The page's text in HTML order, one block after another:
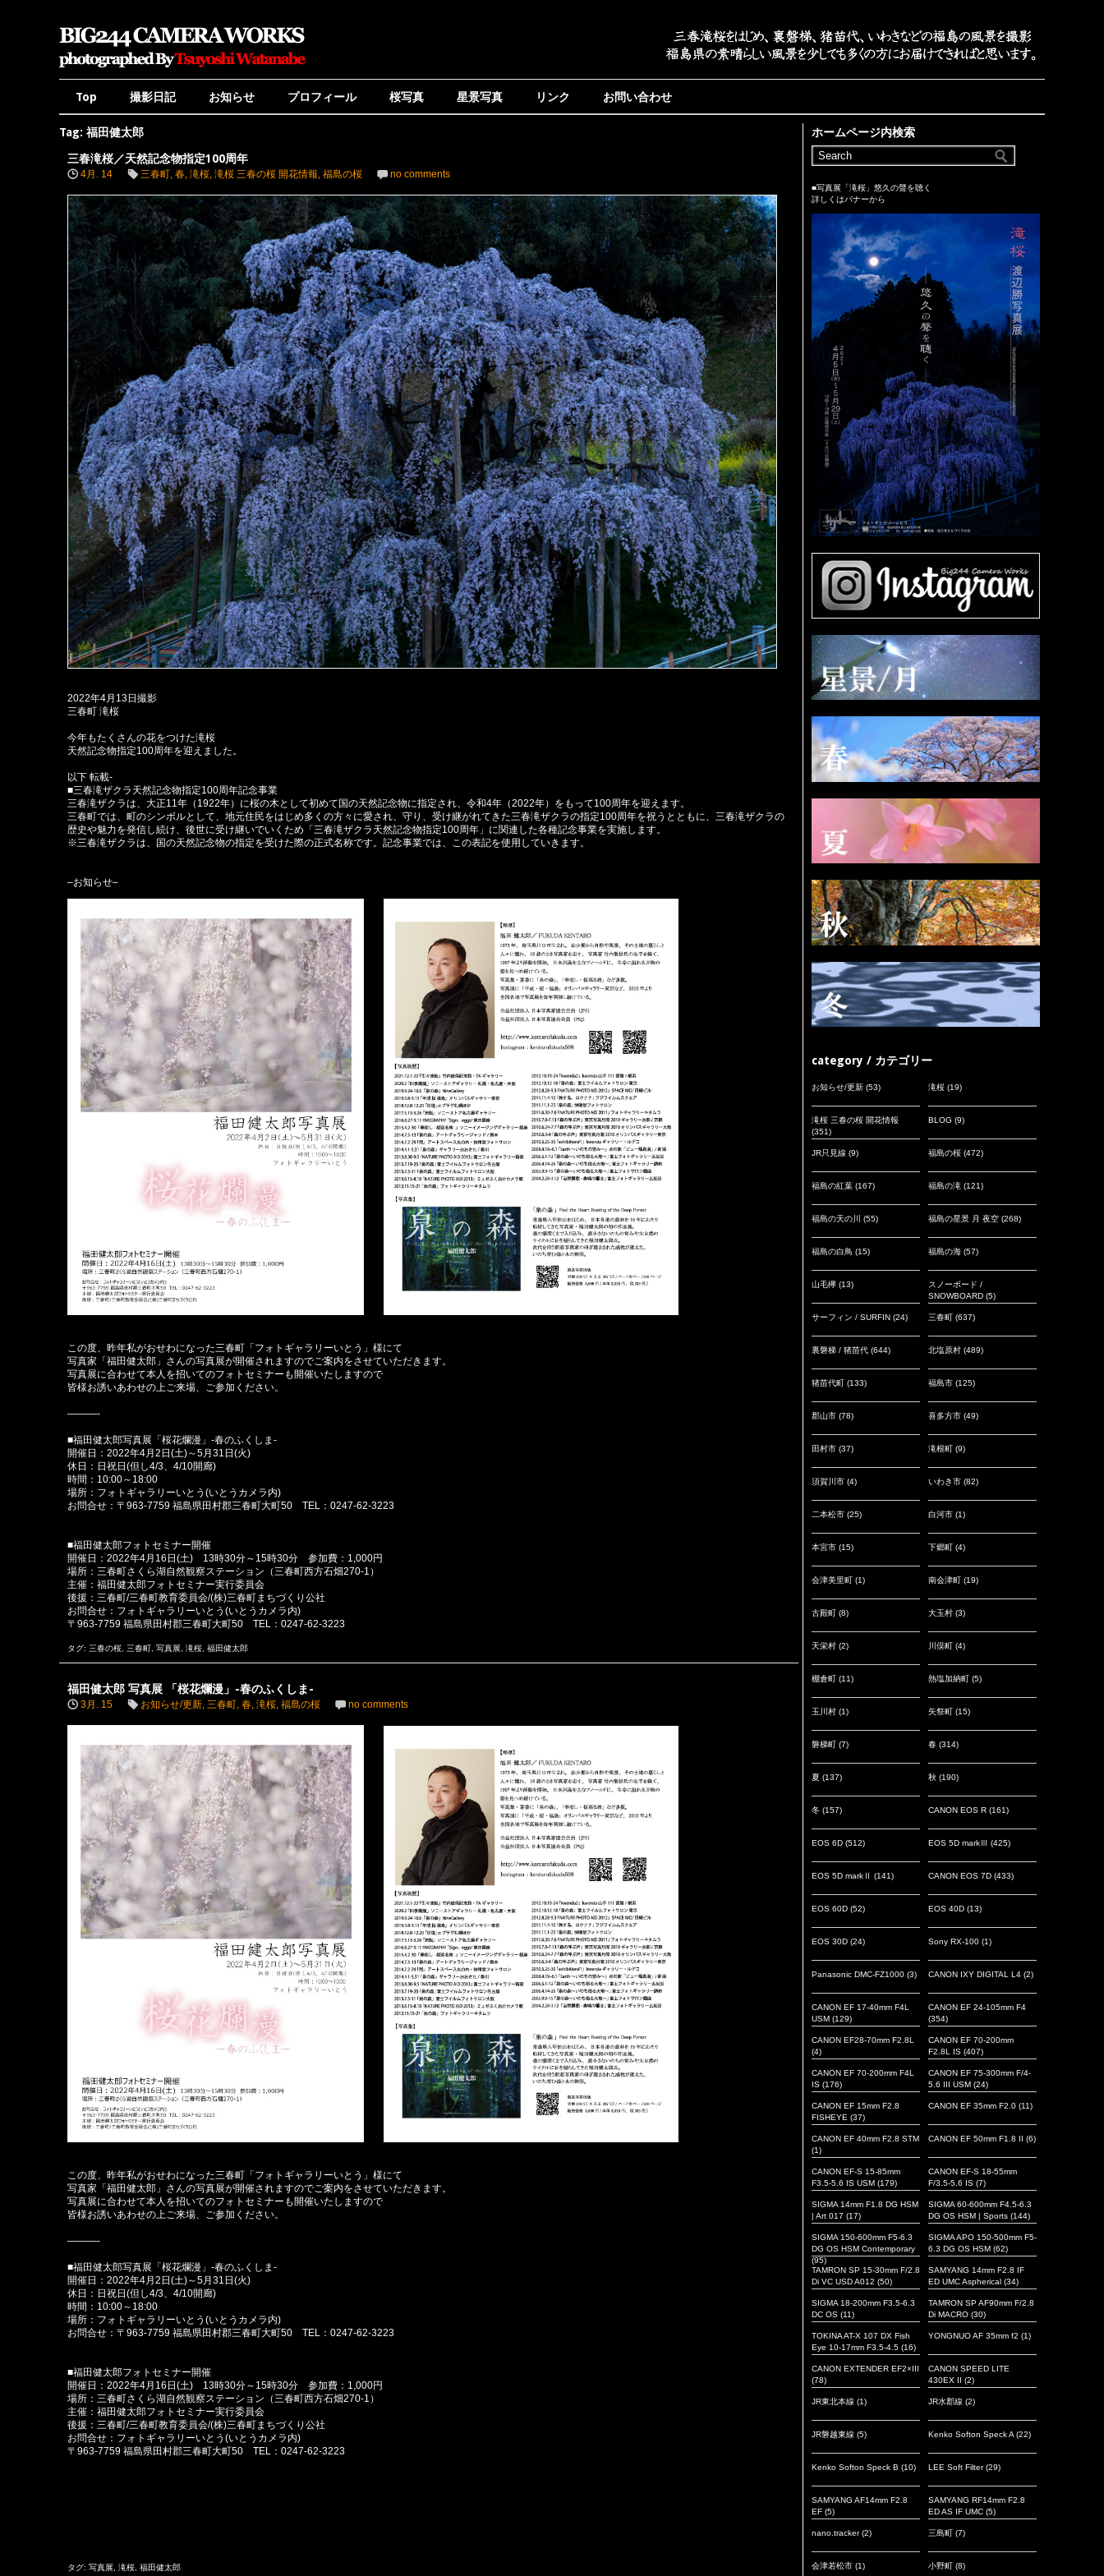
Top 撮影日記 お知らせ プロフィール 桜写真 星景写真 リンク お問い合わせ
Tag: 福田健太郎
三春滝桜／天然記念物指定100周年
4月. 14 三春町, 春, 滝桜, 滝桜 三春の桜 開花情報, 福島の桜 no comments
2022年4月13日撮影
三春町 滝桜
今年もたくさんの花をつけた滝桜
天然記念物指定100周年を迎えました。
以下 転載-
■三春滝ザクラ天然記念物指定100周年記念事業
三春滝ザクラは、大正11年（1922年）に桜の木として初めて国の天然記念物に指定され、令和4年（2022年）をもって100周年を迎えます。
三春町では、町のシンボルとして、地元住民をはじめ多くの方々に愛され、守り、受け継がれてきた三春滝ザクラの指定100周年を祝うとともに、三春滝ザクラの
歴史や魅力を発信し続け、後世に受け継いでいくため「三春滝ザクラ天然記念物指定100周年」に関連した各種記念事業を実施します。
※三春滝ザクラは、国の天然記念物の指定を受けた際の正式名称です。記念事業では、この表記を使用していきます。
–お知らせ–
この度、昨年私がおせわになった三春町「フォトギャラリーいとう」様にて
写真家「福田健太郎」さんの写真展が開催されますのでご案内をさせていただきます。
写真展に合わせて本人を招いてのフォトセミナーも開催いたしますので
皆様お誘いあわせの上ご来場、ご参加ください。
———-
■福田健太郎写真展「桜花爛漫」-春のふくしま-
開催日：2022年4月2日(土)～5月31日(火)
休日：日祝日(但し4/3、4/10開廊)
時間：10:00～18:00
場所：フォトギャラリーいとう(いとうカメラ内)
お問合せ：〒963-7759 福島県田村郡三春町大町50 TEL：0247-62-3223
■福田健太郎フォトセミナー開催
開催日：2022年4月16日(土) 13時30分～15時30分 参加費：1,000円
場所：三春町さくら湖自然観察ステーション（三春町西方石畑270-1）
主催：福田健太郎フォトセミナー実行委員会
後援：三春町/三春町教育委員会/(株)三春町まちづくり公社
お問合せ：フォトギャラリーいとう(いとうカメラ内)
〒963-7759 福島県田村郡三春町大町50 TEL：0247-62-3223
タグ: 三春の桜, 三春町 , 写真展, 滝桜, 福田健太郎
福田健太郎 写真展 「桜花爛漫」-春のふくしま-
3月. 15 お知らせ/更新, 三春町, 春, 滝桜, 福島の桜 no comments
この度、昨年私がおせわになった三春町「フォトギャラリーいとう」様にて
写真家「福田健太郎」さんの写真展が開催されますのでご案内をさせていただきます。
写真展に合わせて本人を招いてのフォトセミナーも開催いたしますので
皆様お誘いあわせの上ご来場、ご参加ください。
———-
■福田健太郎写真展「桜花爛漫」-春のふくしま-
開催日：2022年4月2日(土)～5月31日(火)
休日：日祝日(但し4/3、4/10開廊)
時間：10:00～18:00
場所：フォトギャラリーいとう(いとうカメラ内)
お問合せ：〒963-7759 福島県田村郡三春町大町50 TEL：0247-62-3223
■福田健太郎フォトセミナー開催
開催日：2022年4月16日(土) 13時30分～15時30分 参加費：1,000円
場所：三春町さくら湖自然観察ステーション（三春町西方石畑270-1）
主催：福田健太郎フォトセミナー実行委員会
後援：三春町/三春町教育委員会/(株)三春町まちづくり公社
お問合せ：フォトギャラリーいとう(いとうカメラ内)
〒963-7759 福島県田村郡三春町大町50 TEL：0247-62-3223
タグ: 写真展 滝桜 福田健太郎
ホームページ内検索
■写真展「滝桜」悠久の聲を聴く
詳しくはバナーから
category / カテゴリー
お知らせ/更新 (53) 滝桜 (19)
滝桜 三春の桜 開花情報
(351)
BLOG (9)
JR只見線 (9) 福島の桜 (472)
福島の紅葉 (167) 福島の滝 (121)
福島の天の川 (55) 福島の星景 月 夜空 (268)
福島の白鳥 (15) 福島の海 (57)
山毛欅 (13)
スノーボード /
SNOWBOARD (5)
サーフィン / SURFIN (24) 三春町 (637)
裏磐梯 / 猪苗代 (644) 北塩原村 (489)
猪苗代町 (133) 福島市 (125)
郡山市 (78) 喜多方市 (49)
田村市 (37) 滝根町 (9)
須賀川市 (4) いわき市 (82)
二本松市 (25) 白河市 (1)
本宮市 (15) 下郷町 (4)
会津美里町 (1) 南会津町 (19)
古殿町 (8) 大玉村 (3)
天栄村 (2) 川俣町 (4)
棚倉町 (11) 熱塩加納町 (5)
玉川村 (1) 矢祭町 (15)
磐梯町 (7) 春 (314)
夏 (137) 秋 (190)
冬 (157) CANON EOS R (161)
EOS 6D (512) EOS 5D markⅢ (425)
EOS 5D markⅡ (141) CANON EOS 7D (433)
EOS 60D (52) EOS 40D (13)
EOS 30D (24) Sony RX-100 (1)
Panasonic DMC-FZ1000 (3) CANON IXY DIGITAL L4 (2)
CANON EF 17-40mm F4L
USM (129)
CANON EF 24-105mm F4
(354)
CANON EF28-70mm F2.8L
(4)
CANON EF 70-200mm
F2.8L IS (407)
CANON EF 70-200mm F4L
IS (176)
CANON EF 75-300mm F/4-
5.6 III USM (24)
CANON EF 15mm F2.8
FISHEYE (37)
CANON EF 35mm F2.0 (11)
CANON EF 40mm F2.8 STM
(1)
CANON EF 50mm F1.8 II (6)
CANON EF-S 15-85mm
F3.5-5.6 IS USM (179)
CANON EF-S 18-55mm
F/3.5-5.6 IS (7)
SIGMA 14mm F1.8 DG HSM
| Art 017 (17)
SIGMA 60-600mm F4.5-6.3
DG OS HSM | Sports (144)
SIGMA 150-600mm F5-6.3
DG OS HSM Contemporary
(95)
SIGMA APO 150-500mm F5-
6.3 DG OS HSM (62)
TAMRON SP 15-30mm F/2.8
Di VC USD A012 (50)
SAMYANG 14mm F2.8 IF
ED UMC Aspherical (34)
SIGMA 18-200mm F3.5-6.3
DC OS (11)
TAMRON SP AF90mm F/2.8
Di MACRO (30)
TOKINA AT-X 107 DX Fish
Eye 10-17mm F3.5-4.5 (16)
YONGNUO AF 35mm f2 (1)
CANON EXTENDER EF2×III
(78)
CANON SPEED LITE
430EX II (2)
JR東北本線 (1) JR水郡線 (2)
JR磐越東線 (5) Kenko Softon Speck A(22)
Kenko Softon Speck B (10) LEE Soft Filter(29)
SAMYANG AF14mm F2.8
EF (5)
SAMYANG RF14mm F2.8
ED AS IF UMC (5)
nano.tracker(2) 三島町 (7)
会津若松市 (1) 小野町 (8)